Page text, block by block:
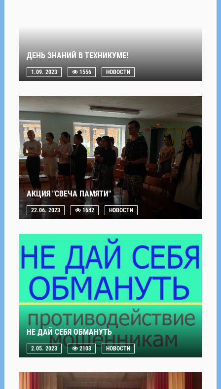
ДЕНЬ ЗНАНИЙ В ТЕХНИКУМЕ!
1.09. 2023 1556 НОВОСТИ
АКЦИЯ "СВЕЧА ПАМЯТИ"
22.06. 2023 1642 НОВОСТИ
НЕ ДАЙ СЕБЯ ОБМАНУТЬ
2.05. 2023 2103 НОВОСТИ